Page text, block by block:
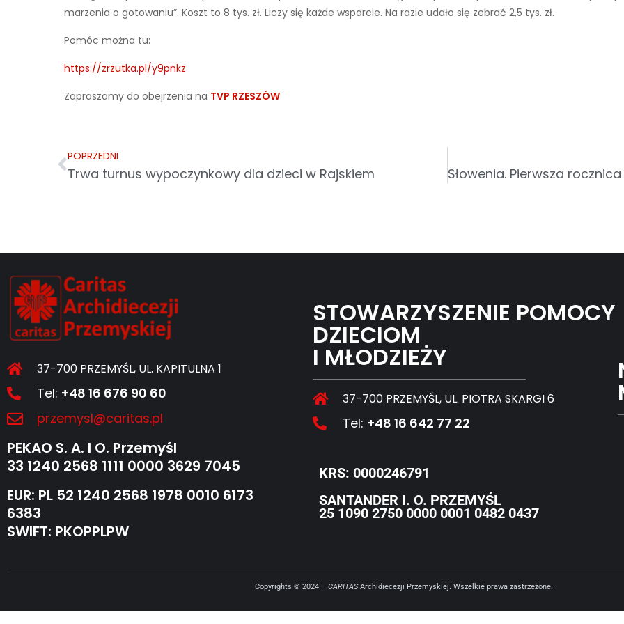
marzenia o gotowaniu”. Koszt to 8 tys. zł. Liczy się każde wsparcie. Na razie udało się zebrać 2,5 tys. zł.
Pomóc można tu:
https://zrzutka.pl/y9pnkz
Zapraszamy do obejrzenia na TVP RZESZÓW
POPRZEDNI
Trwa turnus wypoczynkowy dla dzieci w Rajskiem
37-700 PRZEMYŚL, UL. KAPITULNA 1
Tel: +48 16 676 90 60
przemysl@caritas.pl
PEKAO S. A. I O. Przemyśl
33 1240 2568 1111 0000 3629 7045
EUR: PL 52 1240 2568 1978 0010 6173
6383
SWIFT: PKOPPLPW
STOWARZYSZENIE POMOCY
DZIECIOM
I MŁODZIEŻY
37-700 PRZEMYŚL, UL. PIOTRA SKARGI 6
Tel: +48 16 642 77 22
KRS: 0000246791
SANTANDER I. O. PRZEMYŚL
25 1090 2750 0000 0001 0482 0437
Copyrights © 2024 – CARITASArchidiecezji Przemyskiej. Wszelkie prawa zastrzeżone.